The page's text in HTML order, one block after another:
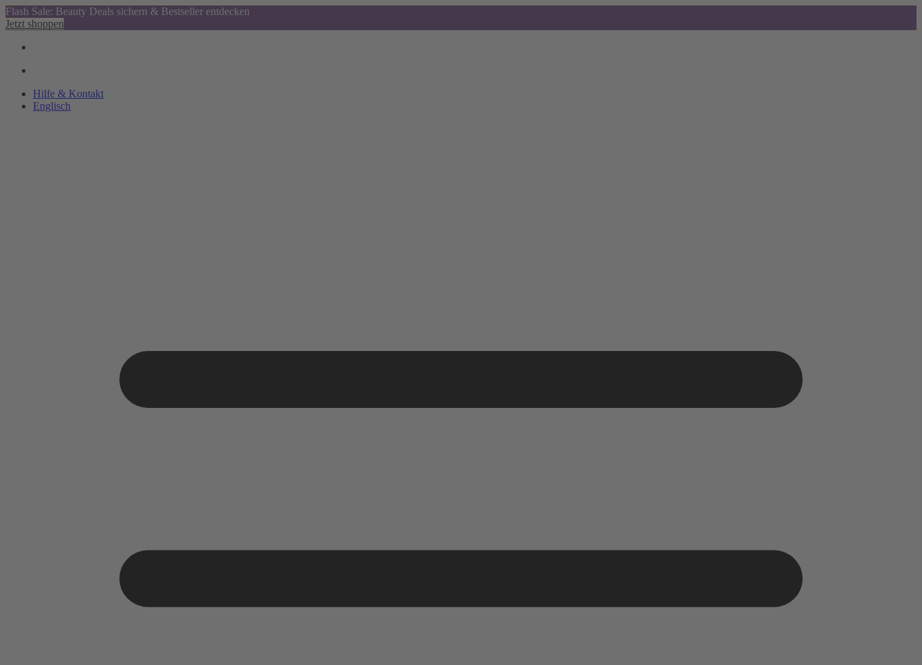
Flash Sale: Beauty Deals sichern & Bestseller entdecken
Jetzt shoppen
Hilfe & Kontakt
Englisch